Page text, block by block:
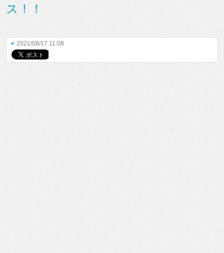
ス！！
2021/08/17 11:08